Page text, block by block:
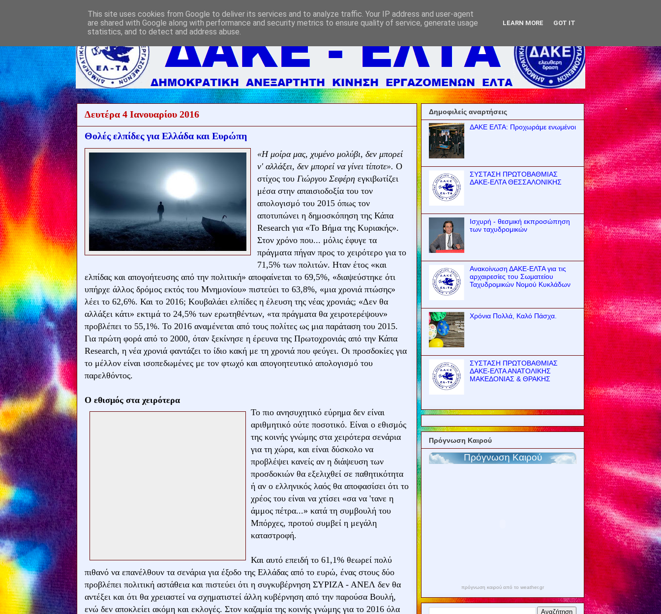
Δευτέρα 4 Ιανουαρίου 2016
Θολές ελπίδες για Ελλάδα και Ευρώπη
«Η μοίρα μας, χυμένο μολύβι, δεν μπορεί
ν' αλλάξει, δεν μπορεί να γίνει τίποτε». Ο
στίχος του Γιώργου Σεφέρη εγκιβωτίζει
μέσα στην απαισιοδοξία του τον
απολογισμό του 2015 όπως τον
αποτυπώνει η δημοσκόπηση της Κάπα
Research για «Το Βήμα της Κυριακής».
Στον χρόνο που... μόλις έφυγε τα
πράγματα πήγαν προς το χειρότερο για το
71,5% των πολιτών. Ηταν έτος «και
ελπίδας και απογοήτευσης από την πολιτική» αποφαίνεται το 69,5%, «διαψεύστηκε ότι
υπήρχε άλλος δρόμος εκτός του Μνημονίου» πιστεύει το 63,8%, «μια χρονιά πτώσης»
λέει το 62,6%. Και το 2016; Κουβαλάει ελπίδες η έλευση της νέας χρονιάς; «Δεν θα
αλλάξει κάτι» εκτιμά το 24,5% των ερωτηθέντων, «τα πράγματα θα χειροτερέψουν»
προβλέπει το 55,1%. Το 2016 αναμένεται από τους πολίτες ως μια παράταση του 2015.
Για πρώτη φορά από το 2000, όταν ξεκίνησε η έρευνα της Πρωτοχρονιάς από την Κάπα
Research, η νέα χρονιά φαντάζει το ίδιο κακή με τη χρονιά που φεύγει. Οι προσδοκίες για
το μέλλον είναι ισοπεδωμένες με τον φτωχό και απογοητευτικό απολογισμό του
παρελθόντος.
Ο εθισμός στα χειρότερα
Το πιο ανησυχητικό εύρημα δεν είναι
αριθμητικό ούτε ποσοτικό. Είναι ο εθισμός
της κοινής γνώμης στα χειρότερα σενάρια
για τη χώρα, και είναι δύσκολο να
προβλέψει κανείς αν η διάψευση των
προσδοκιών θα εξελιχθεί σε παθητικότητα
ή αν ο ελληνικός λαός θα αποφασίσει ότι το
χρέος του είναι να χτίσει «σα να 'τανε η
άμμος πέτρα...» κατά τη συμβουλή του
Μπόρχες, προτού συμβεί η μεγάλη
καταστροφή.
Και αυτό επειδή το 61,1% θεωρεί πολύ
πιθανό να επανέλθουν τα σενάρια για έξοδο της Ελλάδας από το ευρώ, ένας στους δύο
προβλέπει πολιτική αστάθεια και πιστεύει ότι η συγκυβέρνηση ΣΥΡΙΖΑ - ΑΝΕΛ δεν θα
αντέξει και ότι θα χρειαστεί να σχηματιστεί άλλη κυβέρνηση από την παρούσα Βουλή,
ενώ δεν αποκλείει ακόμη και εκλογές. Στον καζαμία της κοινής γνώμης για το 2016 όλα
Δημοφιλείς αναρτήσεις
ΔΑΚΕ ΕΛΤΑ: Προχωράμε ενωμένοι
ΣΥΣΤΑΣΗ ΠΡΩΤΟΒΑΘΜΙΑΣ
ΔΑΚΕ-ΕΛΤΑ ΘΕΣΣΑΛΟΝΙΚΗΣ
Ισχυρή - θεσμική εκπροσώπηση
των ταχυδρομικών
Ανακοίνωση ΔΑΚΕ-ΕΛΤΑ για τις
αρχαιρεσίες του Σωματείου
Ταχυδρομικών Νομού Κυκλάδων
Χρόνια Πολλά, Καλό Πάσχα.
ΣΥΣΤΑΣΗ ΠΡΩΤΟΒΑΘΜΙΑΣ
ΔΑΚΕ-ΕΛΤΑ ΑΝΑΤΟΛΙΚΗΣ
ΜΑΚΕΔΟΝΙΑΣ & ΘΡΑΚΗΣ
Πρόγνωση Καιρού
πρόγνωση καιρού από το weather.gr
This site uses cookies from Google to deliver its services and to analyze traffic. Your IP address and user-agent
are shared with Google along with performance and security metrics to ensure quality of service, generate usage
statistics, and to detect and address abuse.
LEARN MORE GOT IT